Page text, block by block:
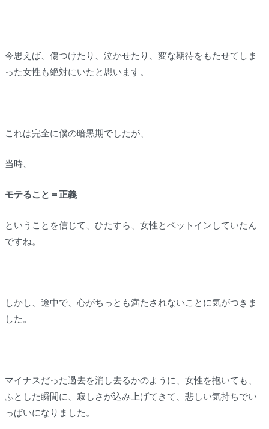
今思えば、傷つけたり、泣かせたり、変な期待をもたせてしま
った女性も絶対にいたと思います。
これは完全に僕の暗黒期でしたが、
当時、
モテること＝正義
ということを信じて、ひたすら、女性とベットインしていたん
ですね。
しかし、途中で、心がちっとも満たされないことに気がつきま
した。
マイナスだった過去を消し去るかのように、女性を抱いても、
ふとした瞬間に、寂しさが込み上げてきて、悲しい気持ちでい
っぱいになりました。